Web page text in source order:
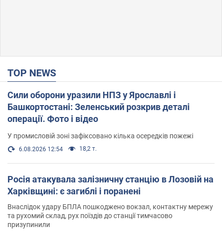
TOP NEWS
Сили оборони уразили НПЗ у Ярославлі і
Башкортостані: Зеленський розкрив деталі
операції. Фото і відео
У промисловій зоні зафіксовано кілька осередків пожежі
6.08.2026 12:54 18,2 т.
Росія атакувала залізничну станцію в Лозовій на
Харківщині: є загиблі і поранені
Внаслідок удару БПЛА пошкоджено вокзал, контактну мережу
та рухомий склад, рух поїздів до станції тимчасово
призупинили